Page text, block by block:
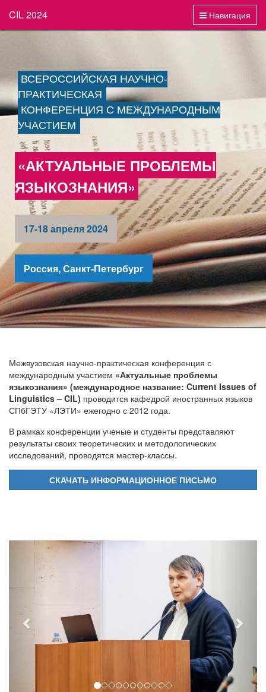
Навигация
CIL 2024
ВСЕРОССИЙСКАЯ НАУЧНО-
ПРАКТИЧЕСКАЯ
КОНФЕРЕНЦИЯ С МЕЖДУНАРОДНЫМ
УЧАСТИЕМ
«АКТУАЛЬНЫЕ ПРОБЛЕМЫ
ЯЗЫКОЗНАНИЯ»
17-18 апреля 2024
Россия, Санкт-Петербург
Межвузовская научно-практическая конференция с
международным участием «Актуальные проблемы
языкознания» (международное название: Current Issues of
Linguistics – CIL) проводится кафедрой иностранных языков
СПбГЭТУ «ЛЭТИ» ежегодно с 2012 года.
В рамках конференции ученые и студенты представляют
результаты своих теоретических и методологических
исследований, проводятся мастер-классы.
СКАЧАТЬ ИНФОРМАЦИОННОЕ ПИСЬМО